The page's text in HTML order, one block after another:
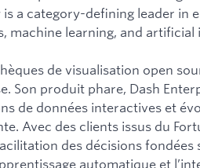
a category-defining leader in
machine learning, and artificial
de visualisation open
Son produit phare, Dash
de données interactives et
Avec des clients issus du
des décisions fondées
automatique et